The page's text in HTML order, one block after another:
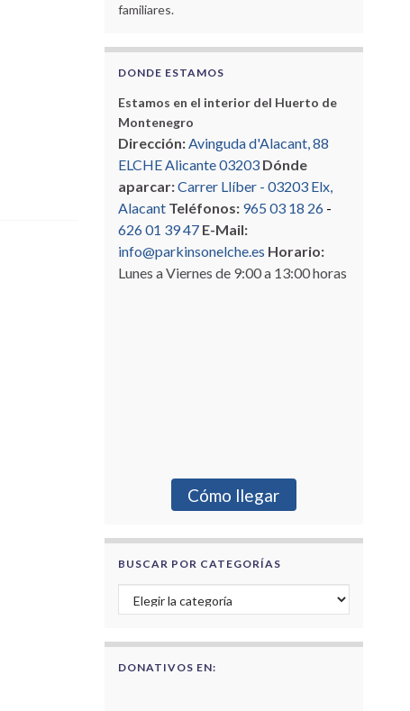
familiares.
DONDE ESTAMOS
Estamos en el interior del Huerto de
Montenegro
Dirección:Avinguda d'Alacant, 88
ELCHE Alicante 03203 Dónde
aparcar:Carrer Llíber - 03203 Elx,
Alacant Teléfonos: 965 03 18 26-
626 01 39 47 E-Mail:
info@parkinsonelche.es Horario:
Lunes a Viernes de 9:00 a 13:00 horas
Cómo llegar
BUSCAR POR CATEGORÍAS
Buscar por categorías
DONATIVOS EN: